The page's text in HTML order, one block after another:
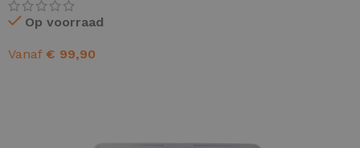
Op voorraad
Vanaf € 99,90